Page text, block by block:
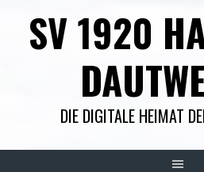
SV 1920
DIE DIGITALE HEIMAT